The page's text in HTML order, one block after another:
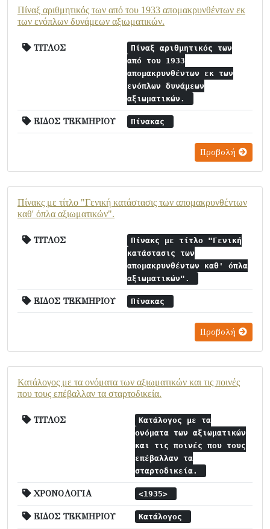
Πίναξ αριθμητικός των από του 1933 απομακρυνθέντων εκ
των ενόπλων δυνάμεων αξιωματικών.
ΤΙΤΛΟΣ
Πίναξ αριθμητικός των
από του 1933
απομακρυνθέντων εκ των
ενόπλων δυνάμεων
αξιωματικών.
ΕΙΔΟΣ ΤΕΚΜΗΡΙΟΥ Πίνακας
Προβολή
Πίνακς με τίτλο "Γενική κατάστασις των απομακρυνθέντων
καθ' όπλα αξιωματικών".
ΤΙΤΛΟΣ
Πίνακς με τίτλο "Γενική
κατάστασις των
απομακρυνθέντων καθ' όπλα
αξιωματικών".
ΕΙΔΟΣ ΤΕΚΜΗΡΙΟΥ Πίνακας
Προβολή
Κατάλογος με τα ονόματα των αξιωματικών και τις ποινές
που τους επέβαλλαν τα σταρτοδικεία.
ΤΙΤΛΟΣ
Κατάλογος με τα
ονόματα των αξιωματικών
και τις ποινές που τους
επέβαλλαν τα
σταρτοδικεία.
ΧΡΟΝΟΛΟΓΙΑ <1935>
ΕΙΔΟΣ ΤΕΚΜΗΡΙΟΥ Κατάλογος